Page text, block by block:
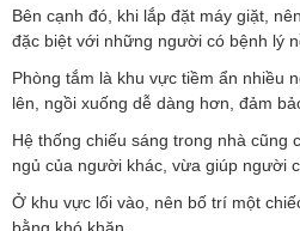
Bên cạnh đó, khi lắp đặt máy giặt,
đặc biệt với những người có bệnh lý
Phòng tắm là khu vực tiềm ẩn nhiều
lên, ngồi xuống dễ dàng hơn, đảm
Hệ thống chiếu sáng trong nhà
ngủ của người khác, vừa giúp người
Ở khu vực lối vào, nên bố trí một